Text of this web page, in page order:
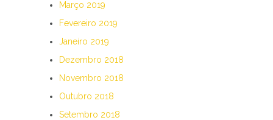
Março 2019
Fevereiro 2019
Janeiro 2019
Dezembro 2018
Novembro 2018
Outubro 2018
Setembro 2018